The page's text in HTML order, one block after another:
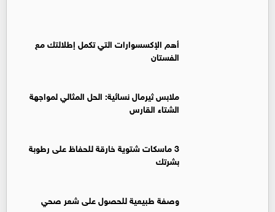
أهم الإكسسوارات التي تكمل إطلالتك مع
الفستان
ملابس ثيرمال نسائية: الحل المثالي لمواجهة
الشتاء القارس
3 ماسكات شتوية خارقة للحفاظ على رطوبة
بشرتك
وصفة طبيعية للحصول على شعر صحي